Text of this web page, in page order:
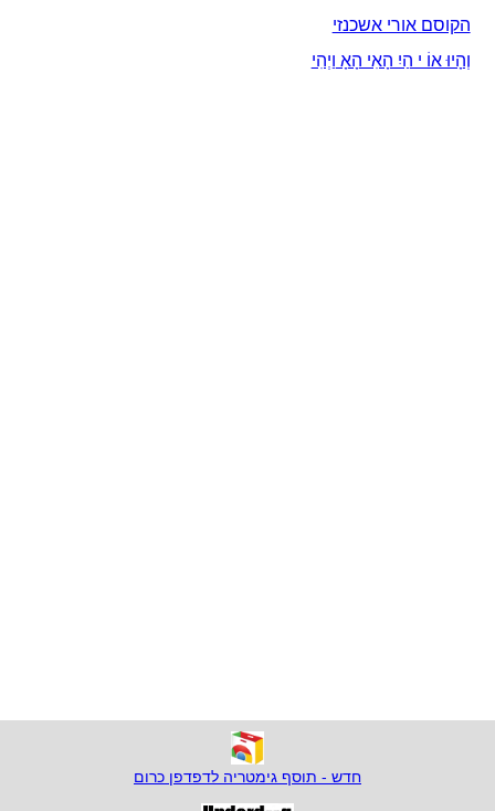
הקוסם אורי אשכנזי
וְהָיוּ אוֹ י הַיִ הָאִי הָאָ וַיְהִי
חדש - תוסף גימטריה לדפדפן כרום